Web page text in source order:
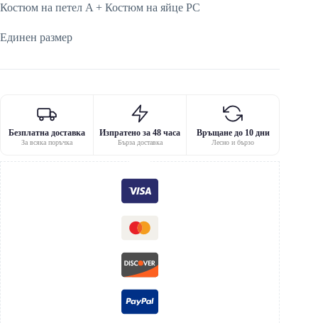
Костюм на петел A + Костюм на яйце PC
Единен размер
Безплатна доставка
За всяка поръчка
Изпратено за 48 часа
Бърза доставка
Връщане до 10 дни
Лесно и бързо